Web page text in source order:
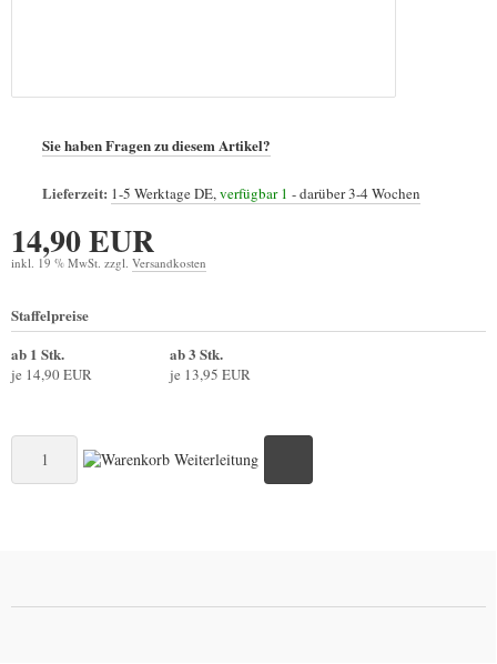
Sie haben Fragen zu diesem Artikel?
Lieferzeit: 1-5 Werktage DE,verfügbar 1 - darüber 3-4 Wochen
14,90 EUR
inkl. 19 % MwSt. zzgl. Versandkosten
Staffelpreise
ab 1 Stk.
je 14,90 EUR
ab 3 Stk.
je 13,95 EUR